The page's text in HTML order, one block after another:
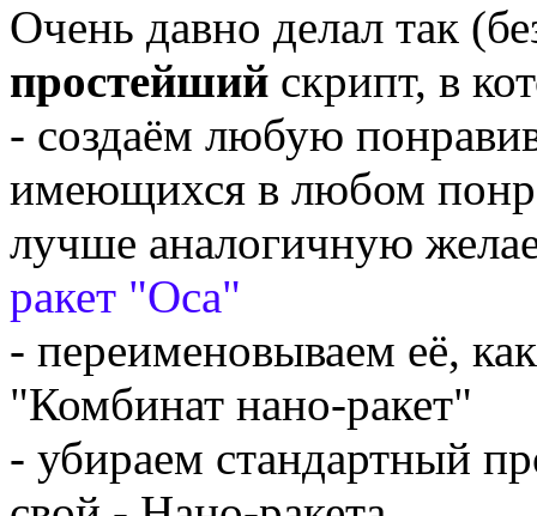
Очень давно делал так
простейший скрипт, в
- создаём любую
имеющихся в любом
лучше аналогичную
ракет "Оса"
- переименовываем её,
"Комбинат нано-ракет"
- убираем стандартный